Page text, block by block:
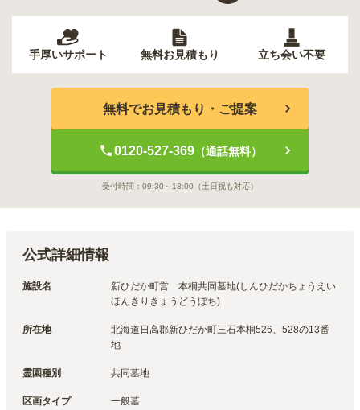
手厚いサポート 無料お見積もり 立ち会い不要
無料でお見積もり・ご提案
0120-527-369（通話無料）
受付時間： 09:30～18:00 （土日祝も対応）
公式詳細情報
施設名
新ひだか町営　本桐共同墓地(しんひだかちょうえい
ほんきりきょうどうぼち)
所在地
北海道日高郡新ひだか町三石本桐526、528の13番
地
霊園種別 共同墓地
区画タイプ 一般墓